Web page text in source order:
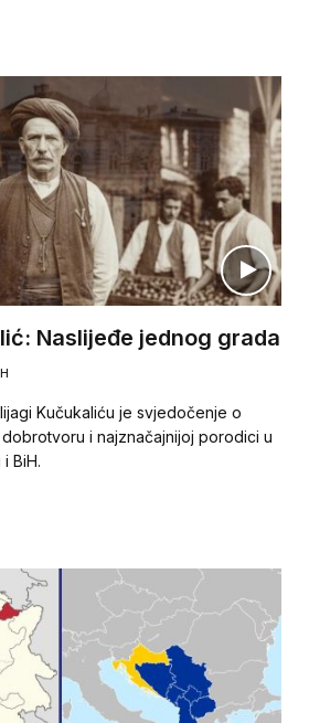
Naslijeđe jednog grada
Kučukaliću je svjedočenje o
i najznačajnijoj porodici u
BiH.